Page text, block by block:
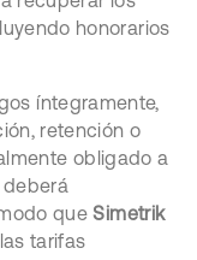
honorarios
íntegramente,
retención o
obligado a
queSimetrik
tarifas